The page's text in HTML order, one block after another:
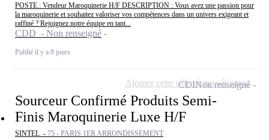
POSTE : Vendeur Maroquinerie H/F DESCRIPTION : Vous avez une passion pour
la maroquinerie et souhaitez valoriser vos compétences dans un univers exigeant et
raffiné ? Rejoignez notre équipe en tant...
CDD - Non renseigné
Publié il y a 8 jours
Sourceur Confirmé Produits Semi-
Finis Maroquinerie Luxe H/F
SINTEL - 75 - PARIS 1ER ARRONDISSEMENT
CDINon renseigné
Ajouter cette offre à ma sélection